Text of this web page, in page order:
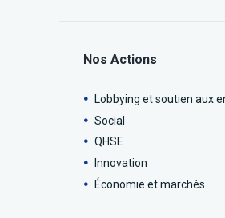
Nos Actions
Lobbying et soutien aux
Social
QHSE
Innovation
Économie et marchés